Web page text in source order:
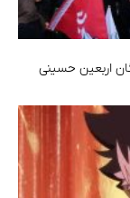
اربعین حسینی